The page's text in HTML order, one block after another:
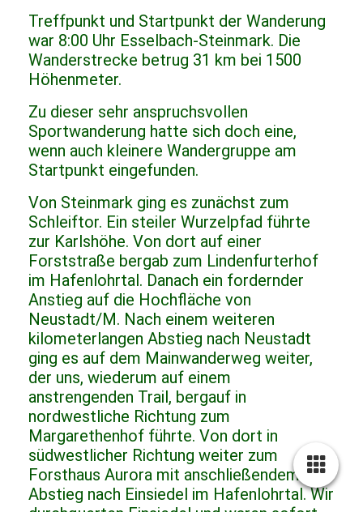
Treffpunkt und Startpunkt der Wanderung
war 8:00 Uhr Esselbach-Steinmark. Die
Wanderstrecke betrug 31 km bei 1500
Höhenmeter.
Zu dieser sehr anspruchsvollen
Sportwanderung hatte sich doch eine,
wenn auch kleinere Wandergruppe am
Startpunkt eingefunden.
Von Steinmark ging es zunächst zum
Schleiftor. Ein steiler Wurzelpfad führte
zur Karlshöhe. Von dort auf einer
Forststraße bergab zum Lindenfurterhof
im Hafenlohrtal. Danach ein fordernder
Anstieg auf die Hochfläche von
Neustadt/M. Nach einem weiteren
kilometerlangen Abstieg nach Neustadt
ging es auf dem Mainwanderweg weiter,
der uns, wiederum auf einem
anstrengenden Trail, bergauf in
nordwestliche Richtung zum
Margarethenhof führte. Von dort in
südwestlicher Richtung weiter zum
Forsthaus Aurora mit anschließendem
Abstieg nach Einsiedel im Hafenlohrtal. Wir